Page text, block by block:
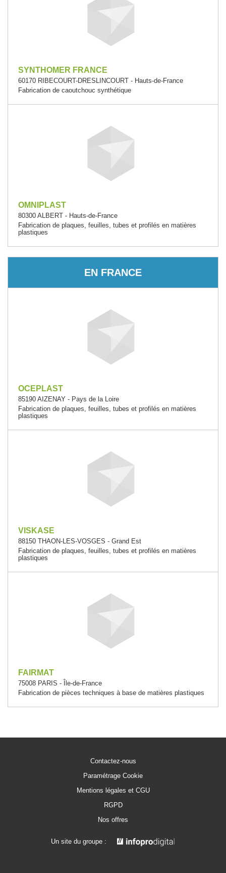
SYNTHOMER FRANCE
60170 RIBECOURT-DRESLINCOURT - Hauts-de-France
Fabrication de caoutchouc synthétique
OMNIPLAST
80300 ALBERT - Hauts-de-France
Fabrication de plaques, feuilles, tubes et profilés en matières
plastiques
EN FRANCE
OCEPLAST
85190 AIZENAY - Pays de la Loire
Fabrication de plaques, feuilles, tubes et profilés en matières
plastiques
VISKASE
88150 THAON-LES-VOSGES - Grand Est
Fabrication de plaques, feuilles, tubes et profilés en matières
plastiques
FAIRMAT
75008 PARIS - Île-de-France
Fabrication de pièces techniques à base de matières plastiques
Contactez-nous
Paramétrage Cookie
Mentions légales et CGU
RGPD
Nos offres
Un site du groupe :